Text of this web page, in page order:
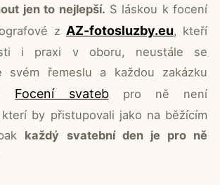
jen to nejlepší. S láskou k focení
z AZ-fotosluzby.eu, kteří
i praxi v oboru, neustále se
svém řemeslu a každou zakázku
Focení svatebpro ně není
by přistupovali jako na běžícím
každý svatební den je pro ně